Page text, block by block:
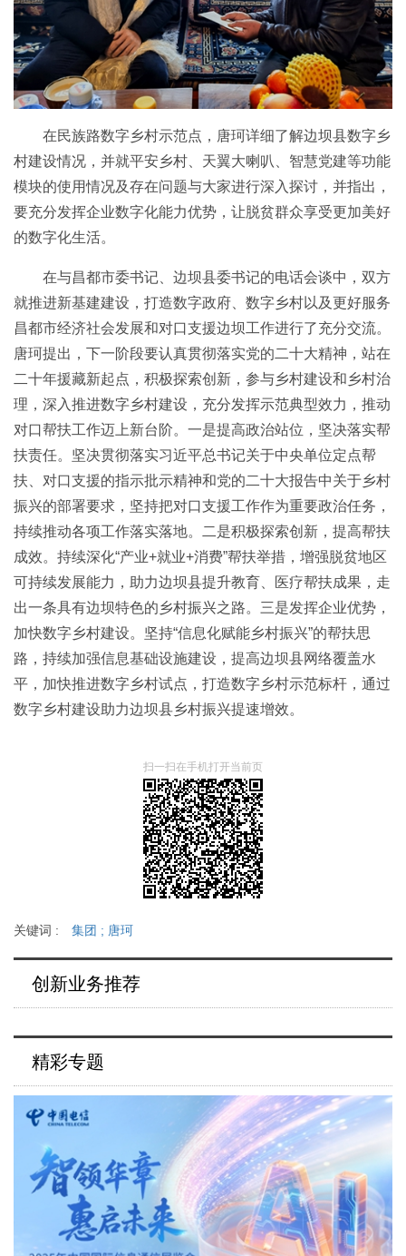
在民族路数字乡村示范点，唐珂详细了解边坝县数字乡
村建设情况，并就平安乡村、天翼大喇叭、智慧党建等功能
模块的使用情况及存在问题与大家进行深入探讨，并指出，
要充分发挥企业数字化能力优势，让脱贫群众享受更加美好
的数字化生活。
在与昌都市委书记、边坝县委书记的电话会谈中，双方
就推进新基建建设，打造数字政府、数字乡村以及更好服务
昌都市经济社会发展和对口支援边坝工作进行了充分交流。
唐珂提出，下一阶段要认真贯彻落实党的二十大精神，站在
二十年援藏新起点，积极探索创新，参与乡村建设和乡村治
理，深入推进数字乡村建设，充分发挥示范典型效力，推动
对口帮扶工作迈上新台阶。一是提高政治站位，坚决落实帮
扶责任。坚决贯彻落实习近平总书记关于中央单位定点帮
扶、对口支援的指示批示精神和党的二十大报告中关于乡村
振兴的部署要求，坚持把对口支援工作作为重要政治任务，
持续推动各项工作落实落地。二是积极探索创新，提高帮扶
成效。持续深化“产业+就业+消费”帮扶举措，增强脱贫地区
可持续发展能力，助力边坝县提升教育、医疗帮扶成果，走
出一条具有边坝特色的乡村振兴之路。三是发挥企业优势，
加快数字乡村建设。坚持“信息化赋能乡村振兴”的帮扶思
路，持续加强信息基础设施建设，提高边坝县网络覆盖水
平，加快推进数字乡村试点，打造数字乡村示范标杆，通过
数字乡村建设助力边坝县乡村振兴提速增效。
扫一扫在手机打开当前页
关键词 : 集团 ; 唐珂
创新业务推荐
精彩专题